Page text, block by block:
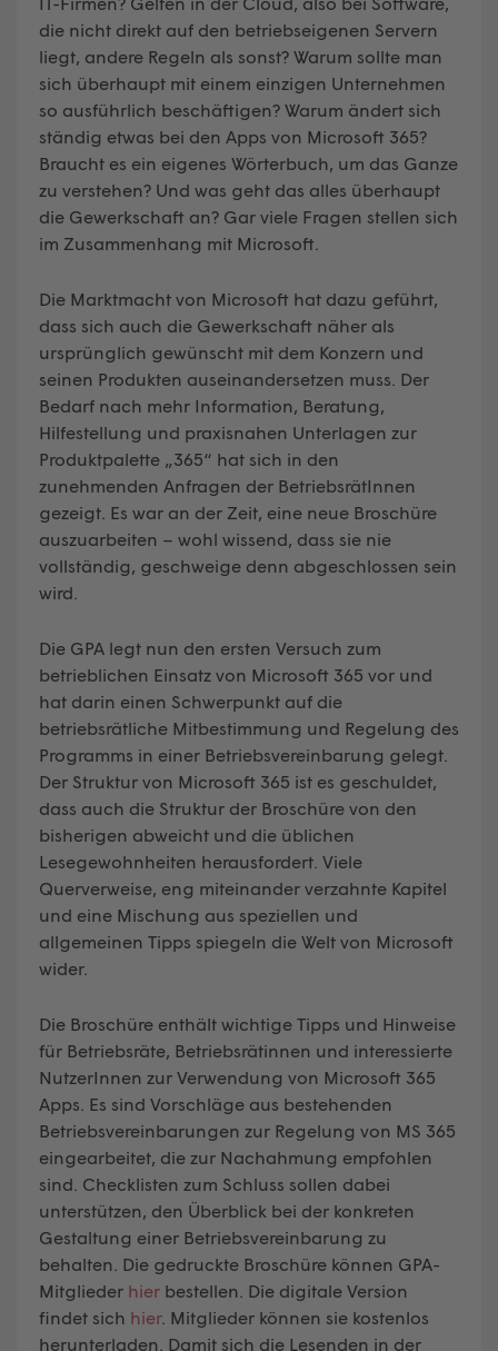
die nicht direkt auf den betriebseigenen Servern
liegt, andere Regeln als sonst? Warum sollte man
sich überhaupt mit einem einzigen Unternehmen
so ausführlich beschäftigen? Warum ändert sich
ständig etwas bei den Apps von Microsoft 365?
Braucht es ein eigenes Wörterbuch, um das Ganze
zu verstehen? Und was geht das alles überhaupt
die Gewerkschaft an? Gar viele Fragen stellen sich
im Zusammenhang mit Microsoft.
Die Marktmacht von Microsoft hat dazu geführt,
dass sich auch die Gewerkschaft näher als
ursprünglich gewünscht mit dem Konzern und
seinen Produkten auseinandersetzen muss. Der
Bedarf nach mehr Information, Beratung,
Hilfestellung und praxisnahen Unterlagen zur
Produktpalette „365“ hat sich in den
zunehmenden Anfragen der BetriebsrätInnen
gezeigt. Es war an der Zeit, eine neue Broschüre
auszuarbeiten – wohl wissend, dass sie nie
vollständig, geschweige denn abgeschlossen sein
wird.
Die GPA legt nun den ersten Versuch zum
betrieblichen Einsatz von Microsoft 365 vor und
hat darin einen Schwerpunkt auf die
betriebsrätliche Mitbestimmung und Regelung des
Programms in einer Betriebsvereinbarung gelegt.
Der Struktur von Microsoft 365 ist es geschuldet,
dass auch die Struktur der Broschüre von den
bisherigen abweicht und die üblichen
Lesegewohnheiten herausfordert. Viele
Querverweise, eng miteinander verzahnte Kapitel
und eine Mischung aus speziellen und
allgemeinen Tipps spiegeln die Welt von Microsoft
wider.
Die Broschüre enthält wichtige Tipps und Hinweise
für Betriebsräte, Betriebsrätinnen und interessierte
NutzerInnen zur Verwendung von Microsoft 365
Apps. Es sind Vorschläge aus bestehenden
Betriebsvereinbarungen zur Regelung von MS 365
eingearbeitet, die zur Nachahmung empfohlen
sind. Checklisten zum Schluss sollen dabei
unterstützen, den Überblick bei der konkreten
Gestaltung einer Betriebsvereinbarung zu
behalten. Die gedruckte Broschüre können GPA-
Mitglieder hier bestellen. Die digitale Version
findet sich hier. Mitglieder können sie kostenlos
herunterladen. Damit sich die Lesenden in der